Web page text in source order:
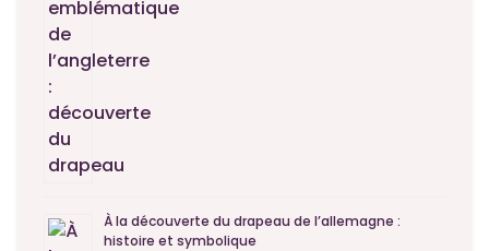
À la découverte du drapeau de l’allemagne :
histoire et symbolique